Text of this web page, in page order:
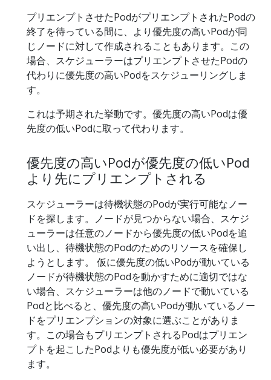
プリエンプトさせたPodがプリエンプトされたPodの
終了を待っている間に、より優先度の高いPodが同
じノードに対して作成されることもあります。この
場合、スケジューラーはプリエンプトさせたPodの
代わりに優先度の高いPodをスケジューリングしま
す。
これは予期された挙動です。優先度の高いPodは優
先度の低いPodに取って代わります。
優先度の高いPodが優先度の低いPod
より先にプリエンプトされる
スケジューラーは待機状態のPodが実行可能なノー
ドを探します。ノードが見つからない場合、スケジ
ューラーは任意のノードから優先度の低いPodを追
い出し、待機状態のPodのためのリソースを確保し
ようとします。 仮に優先度の低いPodが動いている
ノードが待機状態のPodを動かすために適切ではな
い場合、スケジューラーは他のノードで動いている
Podと比べると、優先度の高いPodが動いているノー
ドをプリエンプションの対象に選ぶことがありま
す。この場合もプリエンプトされるPodはプリエン
プトを起こしたPodよりも優先度が低い必要があり
ます。